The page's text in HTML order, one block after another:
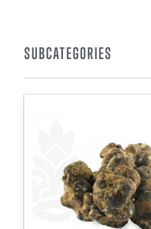
SUBCATEGORIES